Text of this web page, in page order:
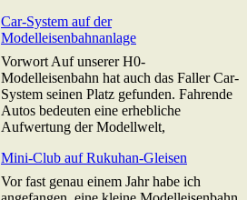
Car-System auf der
Modelleisenbahnanlage
Vorwort Auf unserer H0-
Modelleisenbahn hat auch das Faller Car-
System seinen Platz gefunden. Fahrende
Autos bedeuten eine erhebliche
Aufwertung der Modellwelt,
Mini-Club auf Rukuhan-Gleisen
Vor fast genau einem Jahr habe ich